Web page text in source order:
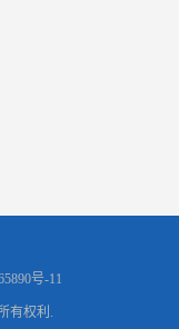
号-11
有权利.